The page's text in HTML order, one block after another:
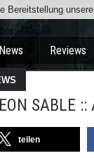
News Reviews
SABLE
teilen
Bereitstellung